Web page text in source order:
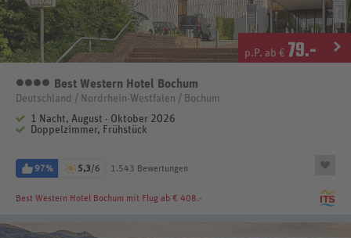
p.P. ab € 79.-
4 Sterne
Best Western Hotel Bochum
Deutschland / Nordrhein-Westfalen / Bochum
1 Nacht, August - Oktober 2026
Doppelzimmer, Frühstück
97% 5,3/6 1.543 Bewertungen
Best Western Hotel Bochum mit Flug ab € 408.-